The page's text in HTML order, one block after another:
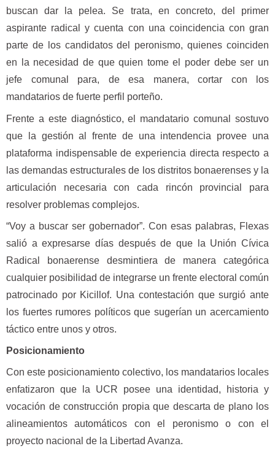
buscan dar la pelea. Se trata, en concreto, del primer
aspirante radical y cuenta con una coincidencia con gran
parte de los candidatos del peronismo, quienes coinciden
en la necesidad de que quien tome el poder debe ser un
jefe comunal para, de esa manera, cortar con los
mandatarios de fuerte perfil porteño.
Frente a este diagnóstico, el mandatario comunal sostuvo
que la gestión al frente de una intendencia provee una
plataforma indispensable de experiencia directa respecto a
las demandas estructurales de los distritos bonaerenses y la
articulación necesaria con cada rincón provincial para
resolver problemas complejos.
“Voy a buscar ser gobernador”. Con esas palabras, Flexas
salió a expresarse días después de que la Unión Cívica
Radical bonaerense desmintiera de manera categórica
cualquier posibilidad de integrarse un frente electoral común
patrocinado por Kicillof. Una contestación que surgió ante
los fuertes rumores políticos que sugerían un acercamiento
táctico entre unos y otros.
Posicionamiento
Con este posicionamiento colectivo, los mandatarios locales
enfatizaron que la UCR posee una identidad, historia y
vocación de construcción propia que descarta de plano los
alineamientos automáticos con el peronismo o con el
proyecto nacional de la Libertad Avanza.